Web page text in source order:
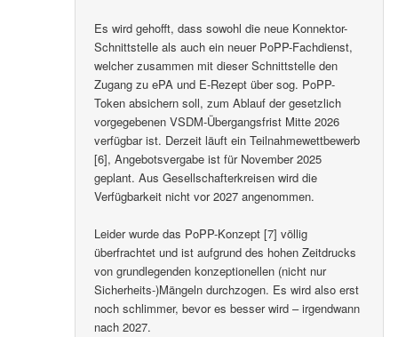
Es wird gehofft, dass sowohl die neue Konnektor-
Schnittstelle als auch ein neuer PoPP-Fachdienst,
welcher zusammen mit dieser Schnittstelle den
Zugang zu ePA und E-Rezept über sog. PoPP-
Token absichern soll, zum Ablauf der gesetzlich
vorgegebenen VSDM-Übergangsfrist Mitte 2026
verfügbar ist. Derzeit läuft ein Teilnahmewettbewerb
[6], Angebotsvergabe ist für November 2025
geplant. Aus Gesellschafterkreisen wird die
Verfügbarkeit nicht vor 2027 angenommen.
Leider wurde das PoPP-Konzept [7] völlig
überfrachtet und ist aufgrund des hohen Zeitdrucks
von grundlegenden konzeptionellen (nicht nur
Sicherheits-)Mängeln durchzogen. Es wird also erst
noch schlimmer, bevor es besser wird – irgendwann
nach 2027.